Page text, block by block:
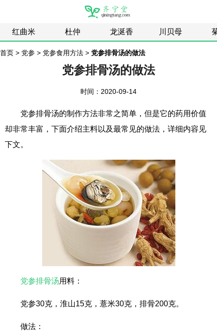
红曲米 杜仲 龙涎香 川贝母
首页 > 党参 > 党参食用方法 > 党参排骨汤的做法
党参排骨汤的做法
时间：2020-09-14
党参排骨汤的制作方法非常之简单，但是它的药用价值
却非常丰富，下面介绍主料以及最常见的做法，详细内容见
下文。
党参排骨汤用料：
党参30克，淮山15克，薏米30克，排骨200克。
做法：